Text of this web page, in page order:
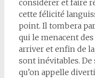
considérer et faire
cette félicité
point. Il tombera
qui le menacent
arriver et enfin de
sont inévitables. De
qu’on appelle